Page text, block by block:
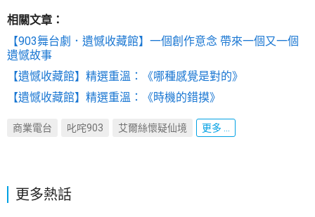
相關文章：
【903舞台劇．遺憾收藏館】一個創作意念 帶來一個又一個
遺憾故事
【遺憾收藏館】精選重溫：《哪種感覺是對的》
【遺憾收藏館】精選重溫：《時機的錯摸》
商業電台 叱咤903 艾爾絲懷疑仙境 更多 ...
更多熱話